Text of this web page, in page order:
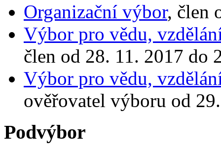
Organizační výbor, člen
Výbor pro vědu,
člen od 28. 11. 2017 do
Výbor pro vědu,
ověřovatel výboru od
Podvýbor